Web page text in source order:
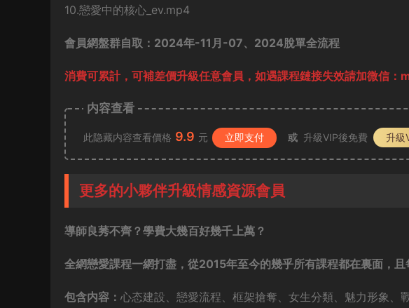
10.戀愛中的核心_ev.mp4
會員網盤群自取：2024年-11月-07、2024脫單全流程
消費可累計，可補差價升級任意會員， 如遇課程鏈接失效請加微信
内容查看
此隐藏内容查看價格 9.9 元 立即支付 或 升級VIP後免費 升級
更多的小夥伴升級情感資源會員
導師良莠不齊？學費大幾百好幾千上萬？
全網戀愛課程一網打盡，從2015年至今的幾乎所有課程都在裏面，
包含内容： 心态建設、戀愛流程、框架搶奪、女生分類、魅力形象